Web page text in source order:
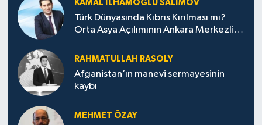
KAMAL İLHAMOĞLU SALIMOV
Türk Dünyasında Kıbrıs Kırılması mı?
Orta Asya Açılımının Ankara Merkezli
RAHMATULLAH RASOLY
Afganistan’ın manevi sermayesinin
kaybı
MEHMET ÖZAY